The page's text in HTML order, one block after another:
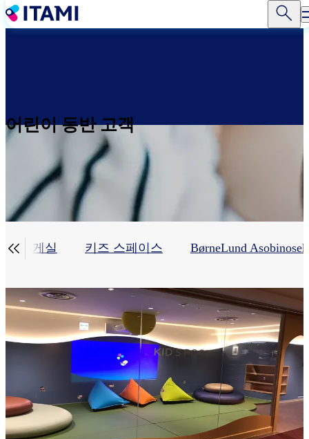
주
요
뛰
기
어린이 동반 고객
아휴게실 키즈 스페이스 BørneLund
